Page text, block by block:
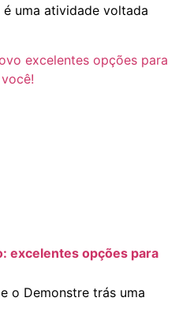
uma atividade voltada
excelentes opções para
o Demonstre trás uma